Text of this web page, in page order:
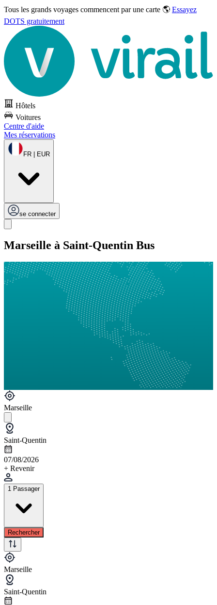
Tous les grands voyages commencent par une carte 🌎 Essayez
DOTS gratuitement
Hôtels
Voitures
Centre d'aide
Mes réservations
FR | EUR
se connecter
Marseille à Saint-Quentin Bus
Marseille
Saint-Quentin
07/08/2026
+ Revenir
1 Passager
Rechercher
Marseille
Saint-Quentin